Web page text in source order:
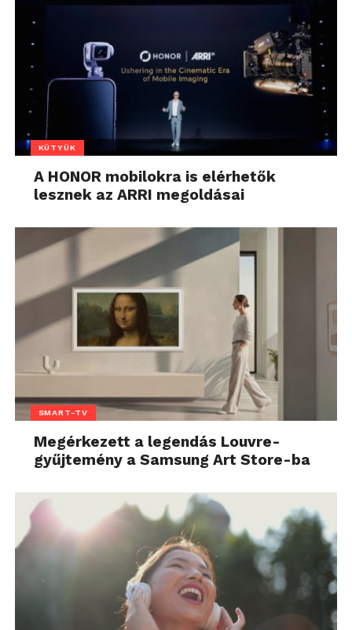
KÜTYÜK
A HONOR mobilokra is elérhetők
lesznek az ARRI megoldásai
SMART-TV
Megérkezett a legendás Louvre-
gyűjtemény a Samsung Art Store-ba